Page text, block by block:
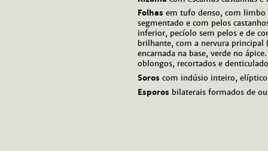
Folhas em tufo denso, com limbo
segmentado e com pelos
inferior, pecíolo sem pelos e de
brilhante, com a nervura principal
encarnada na base, verde no
oblongos, recortados e
Soros com indúsio inteiro,
Esporos bilaterais formados de